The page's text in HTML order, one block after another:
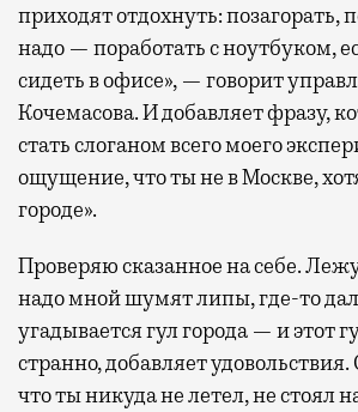
приходят отдохнуть: позагорать,
надо — поработать с ноутбуком,
сидеть в офисе», — говорит
Кочемасова. И добавляет фразу,
стать слоганом всего моего
ощущение, что ты не в Москве,
городе».
Проверяю сказанное на себе.
надо мной шумят липы, где-то
угадывается гул города — и этот
странно, добавляет
что ты никуда не летел, не стоял